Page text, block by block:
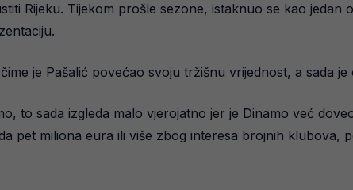
Rijeku. Tijekom prošle sezone, istaknuo se kao jedan
je Pašalić povećao svoju tržišnu vrijednost, a sada
to sada izgleda malo vjerojatno jer je Dinamo već
pet miliona eura ili više zbog interesa brojnih klubova,